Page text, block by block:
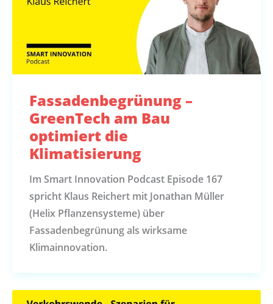
Fassadenbegrünung –
GreenTech am Bau
optimiert die
Klimatisierung
Im Smart Innovation Podcast Episode 167
spricht Klaus Reichert mit Jonathan Müller
(Helix Pflanzensysteme) über
Fassadenbegrünung als wirksame
Klimainnovation.